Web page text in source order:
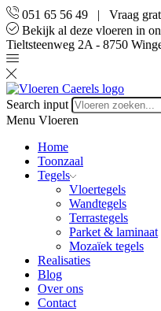
051 65 56 49 | Vraag
Bekijk al deze vloeren in
Tieltsteenweg 2A - 8750
Search input
Menu Vloeren
Home
Toonzaal
Tegels
Vloertegels
Wandtegels
Terrastegels
Parket & laminaat
Mozaïek tegels
Realisaties
Blog
Over ons
Contact